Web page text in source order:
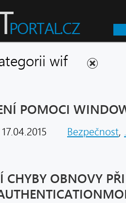
wif
POMOCI
17.04.2015 Bezpečnost,
CHYBY OBNOVY